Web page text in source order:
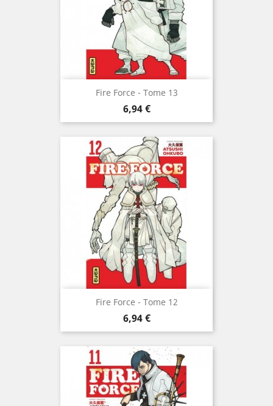
Fire Force - Tome 13
Prix
6,94 €
Fire Force - Tome 12
Prix
6,94 €